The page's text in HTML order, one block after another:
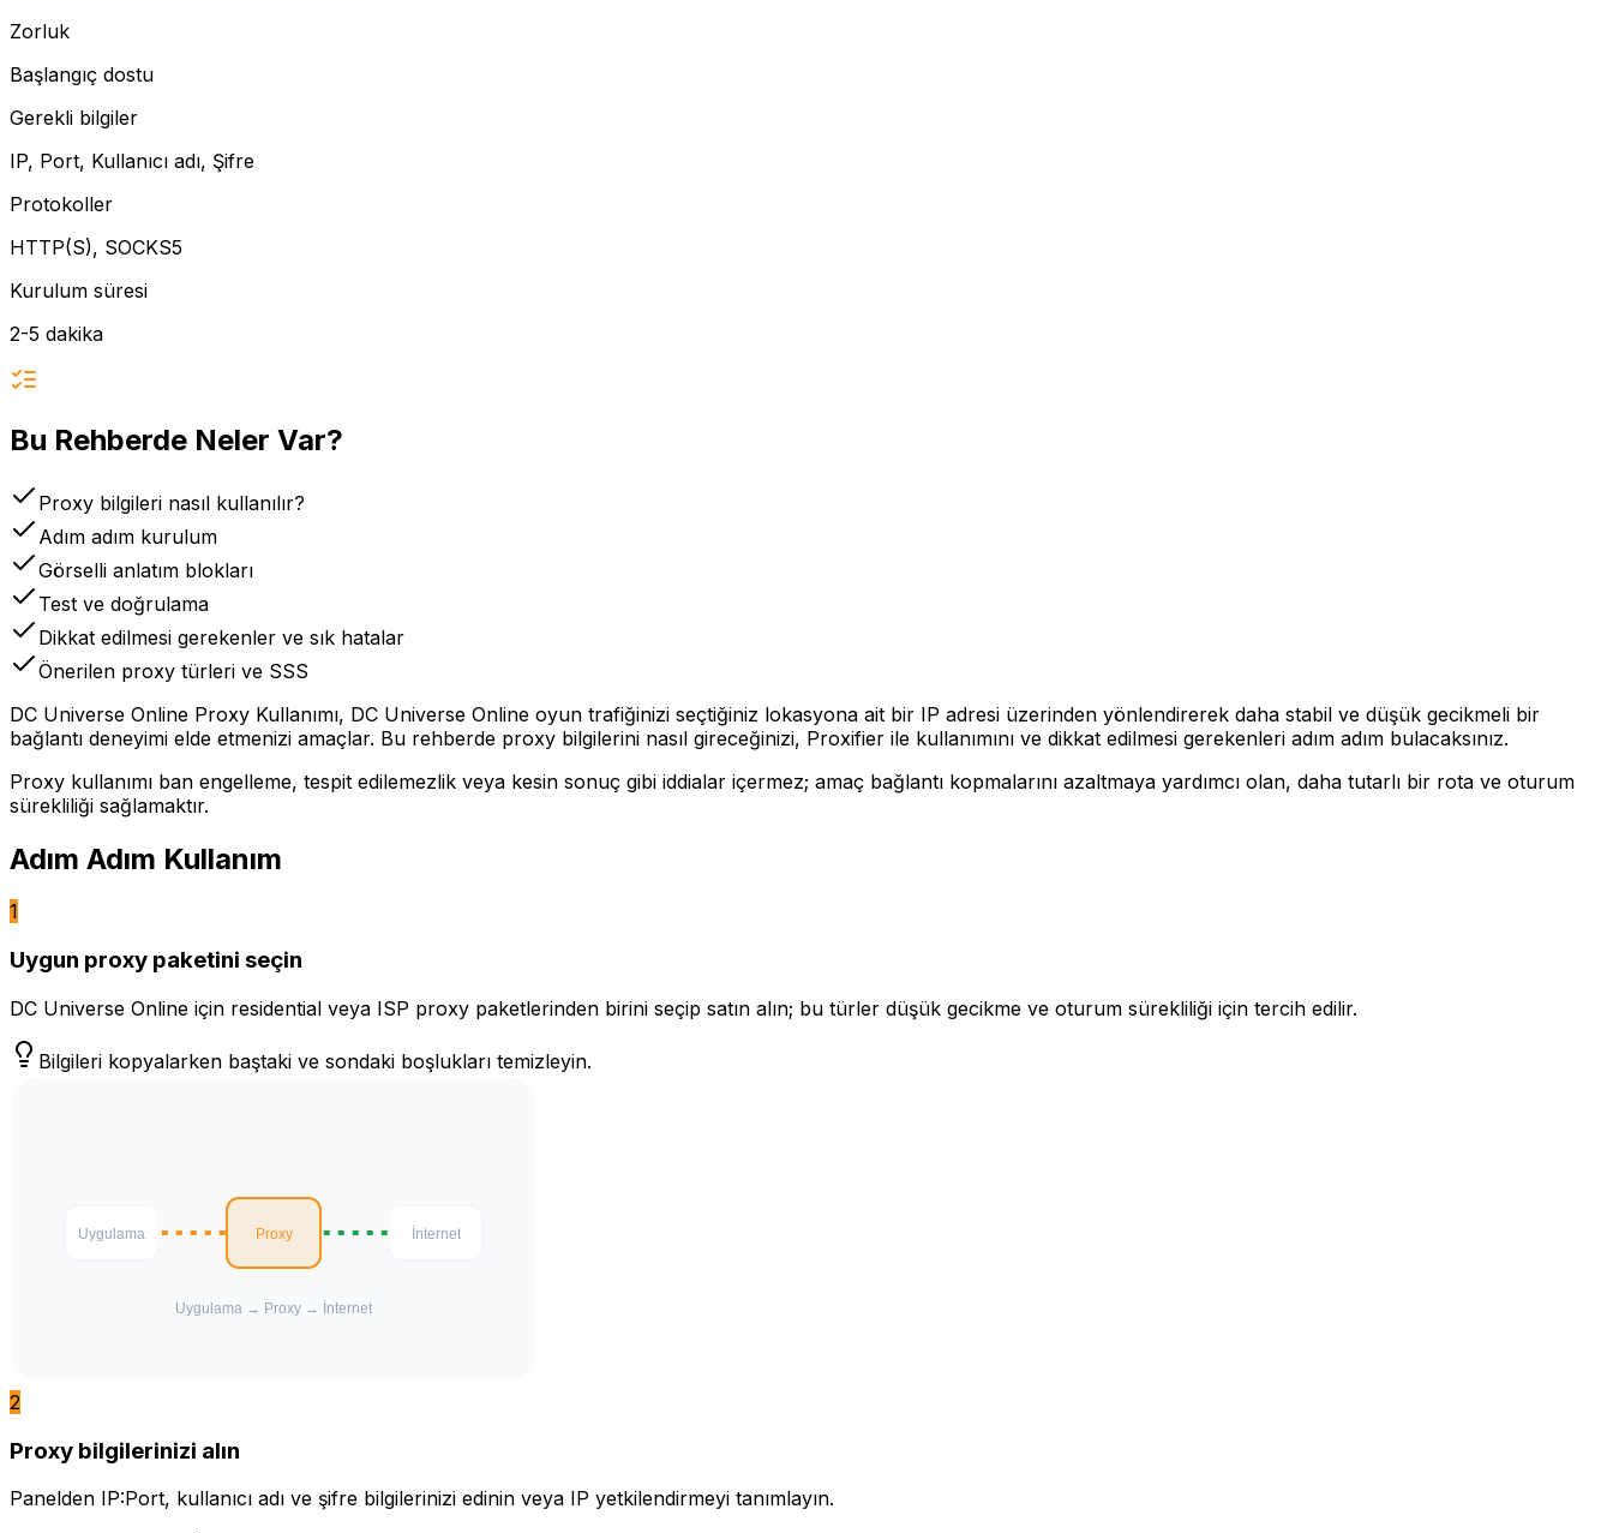
Zorluk
Başlangıç dostu
Gerekli bilgiler
IP, Port, Kullanıcı adı, Şifre
Protokoller
HTTP(S), SOCKS5
Kurulum süresi
2-5 dakika
Bu Rehberde Neler Var?
Proxy bilgileri nasıl kullanılır?
Adım adım kurulum
Görselli anlatım blokları
Test ve doğrulama
Dikkat edilmesi gerekenler ve sık hatalar
Önerilen proxy türleri ve SSS
DC Universe Online Proxy Kullanımı, DC Universe Online oyun trafiğinizi seçtiğiniz lokasyona ait bir IP adresi üzerinden yönlendirerek daha stabil ve düşük gecikmeli bir
bağlantı deneyimi elde etmenizi amaçlar. Bu rehberde proxy bilgilerini nasıl gireceğinizi, Proxifier ile kullanımını ve dikkat edilmesi gerekenleri adım adım bulacaksınız.
Proxy kullanımı ban engelleme, tespit edilemezlik veya kesin sonuç gibi iddialar içermez; amaç bağlantı kopmalarını azaltmaya yardımcı olan, daha tutarlı bir rota ve oturum
sürekliliği sağlamaktır.
Adım Adım Kullanım
1
Uygun proxy paketini seçin
DC Universe Online için residential veya ISP proxy paketlerinden birini seçip satın alın; bu türler düşük gecikme ve oturum sürekliliği için tercih edilir.
Bilgileri kopyalarken baştaki ve sondaki boşlukları temizleyin.
2
Proxy bilgilerinizi alın
Panelden IP:Port, kullanıcı adı ve şifre bilgilerinizi edinin veya IP yetkilendirmeyi tanımlayın.